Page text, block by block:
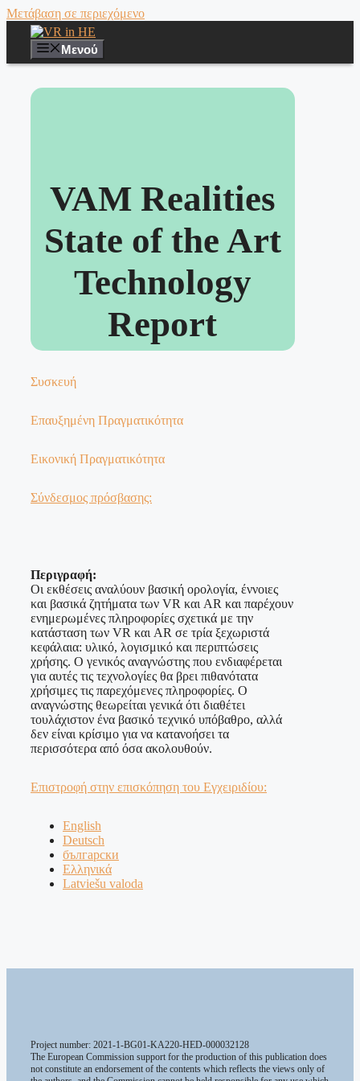
Μετάβαση σε περιεχόμενο
Μενού
VAM Realities
State of the Art
Technology
Report
Συσκευή
Επαυξημένη Πραγματικότητα
Εικονική Πραγματικότητα
Σύνδεσμος πρόσβασης:
Περιγραφή:
Οι εκθέσεις αναλύουν βασική ορολογία, έννοιες
και βασικά ζητήματα των VR και AR και παρέχουν
ενημερωμένες πληροφορίες σχετικά με την
κατάσταση των VR και AR σε τρία ξεχωριστά
κεφάλαια: υλικό, λογισμικό και περιπτώσεις
χρήσης. Ο γενικός αναγνώστης που ενδιαφέρεται
για αυτές τις τεχνολογίες θα βρει πιθανότατα
χρήσιμες τις παρεχόμενες πληροφορίες. Ο
αναγνώστης θεωρείται γενικά ότι διαθέτει
τουλάχιστον ένα βασικό τεχνικό υπόβαθρο, αλλά
δεν είναι κρίσιμο για να κατανοήσει τα
περισσότερα από όσα ακολουθούν.
Επιστροφή στην επισκόπηση του Εγχειριδίου:
English
Deutsch
български
Ελληνικά
Latviešu valoda
Project number: 2021-1-BG01-KA220-HED-000032128
The European Commission support for the production of this publication does
not constitute an endorsement of the contents which reflects the views only of